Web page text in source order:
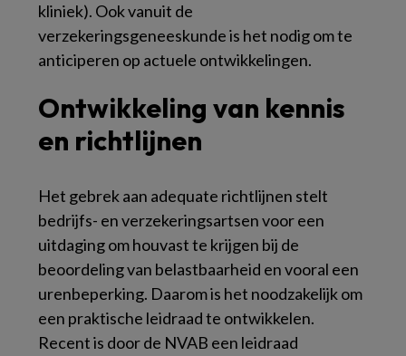
kliniek). Ook vanuit de
verzekeringsgeneeskunde is het nodig om te
anticiperen op actuele ontwikkelingen.
Ontwikkeling van kennis
en richtlijnen
Het gebrek aan adequate richtlijnen stelt
bedrijfs- en verzekeringsartsen voor een
uitdaging om houvast te krijgen bij de
beoordeling van belastbaarheid en vooral een
urenbeperking. Daarom is het noodzakelijk om
een praktische leidraad te ontwikkelen.
Recent is door de NVAB een leidraad